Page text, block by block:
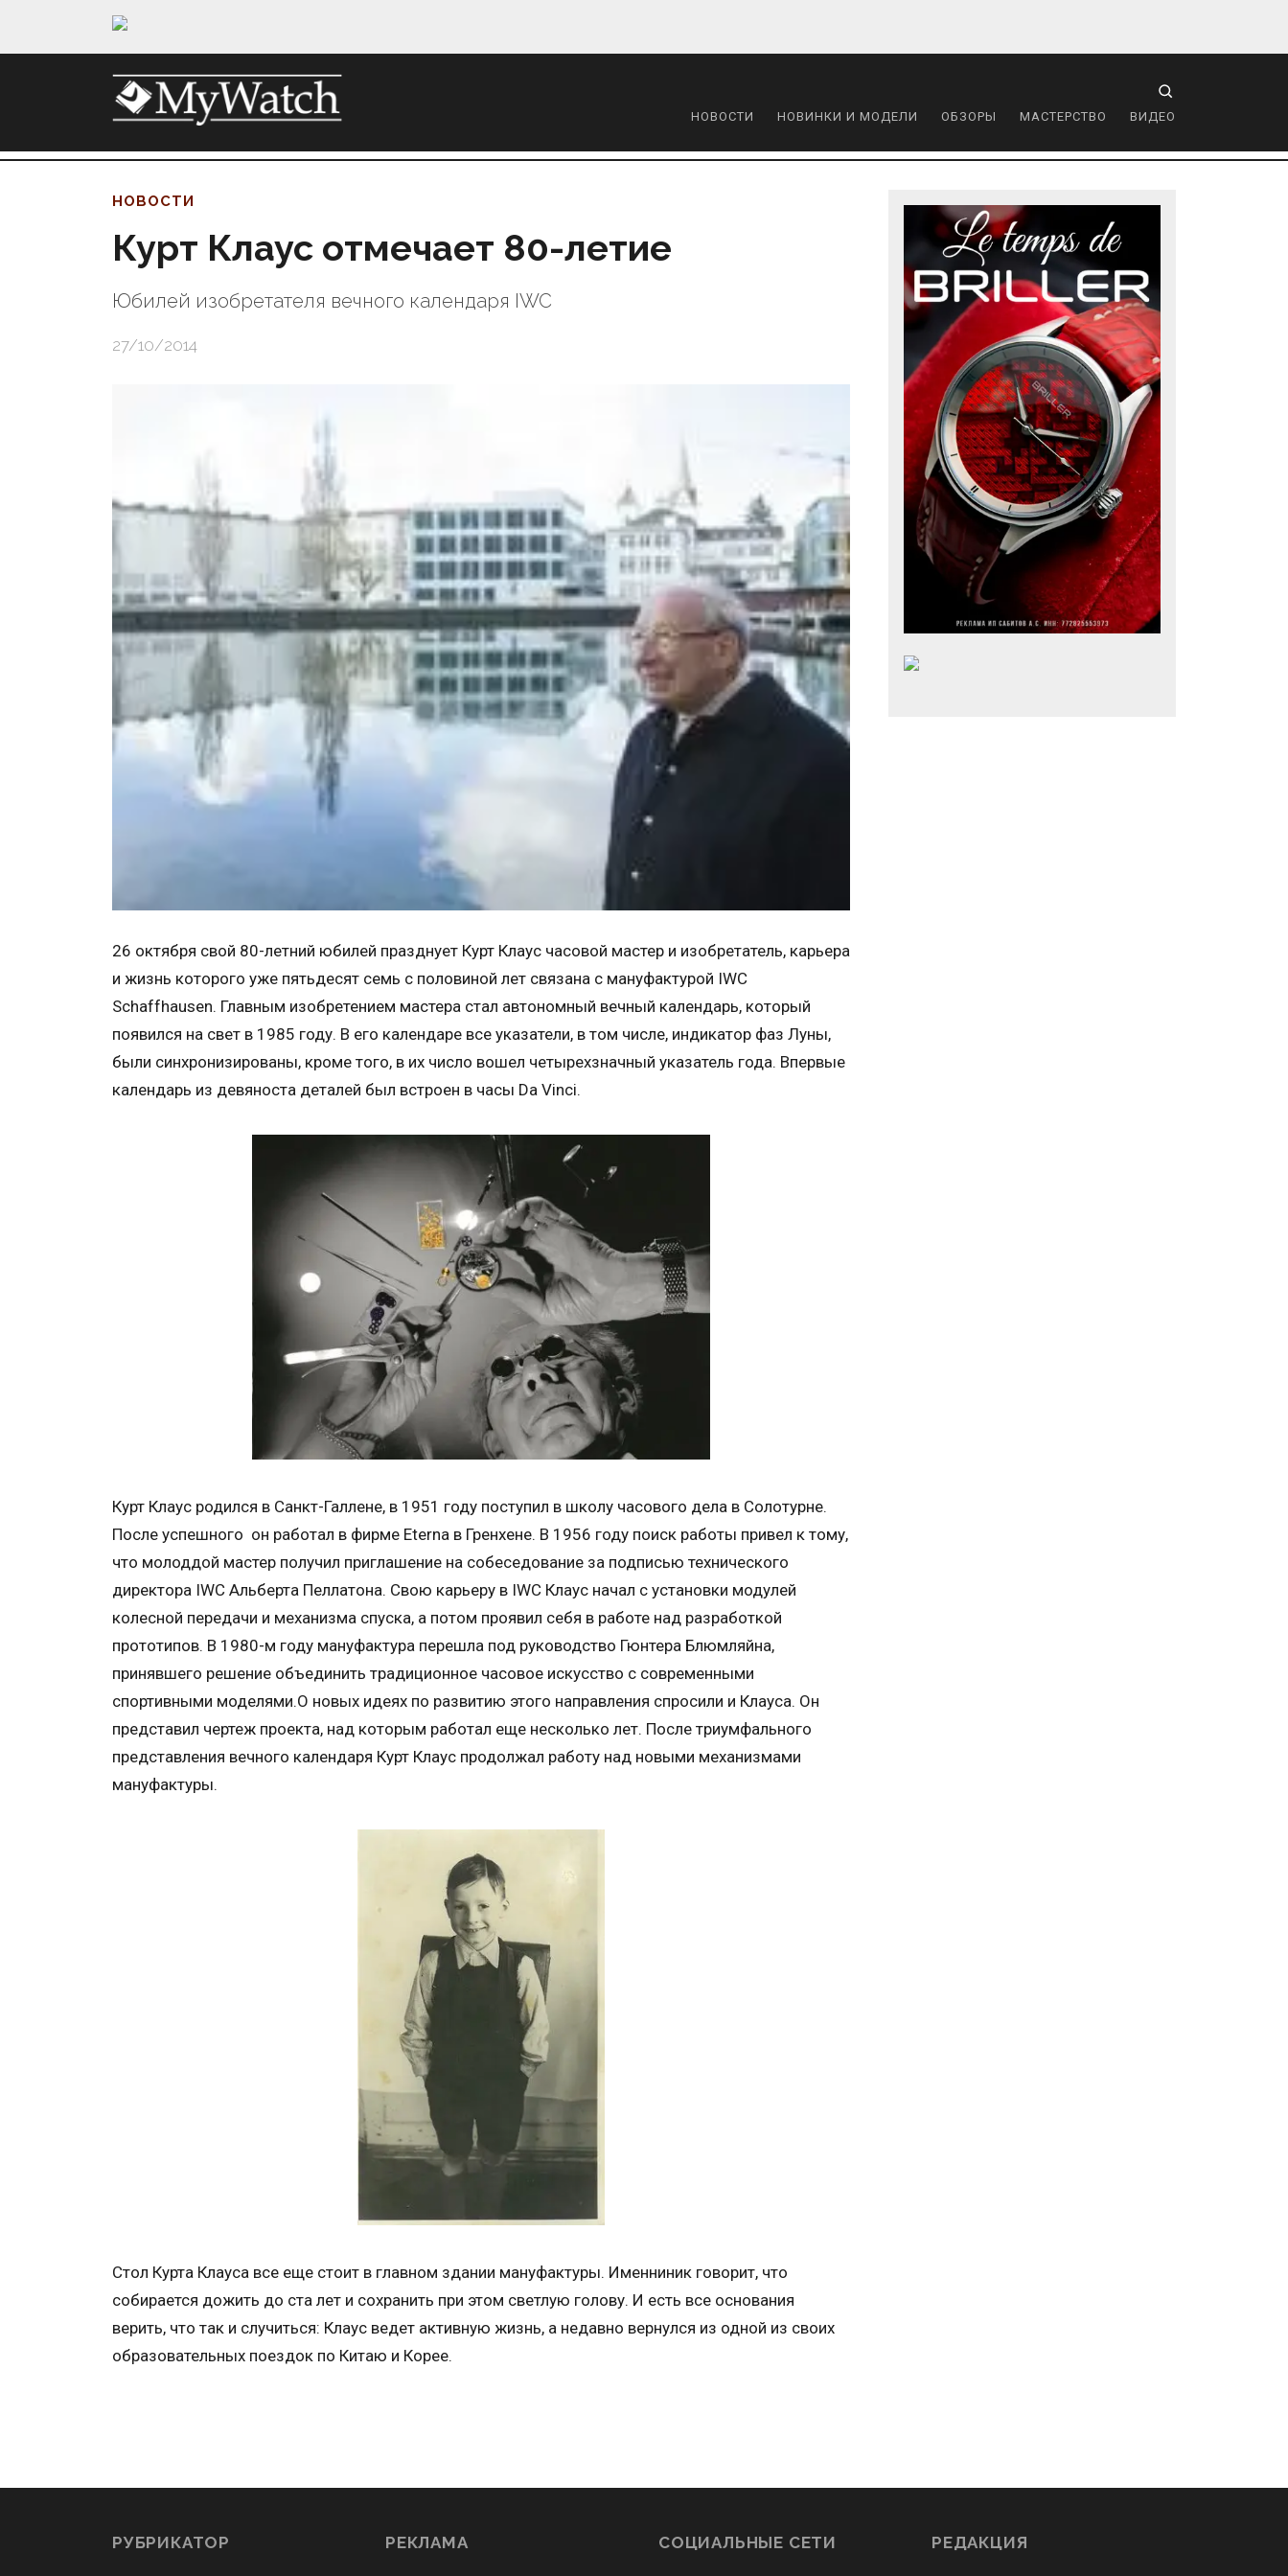
НОВОСТИ НОВИНКИ И МОДЕЛИ ОБЗОРЫ МАСТЕРСТВО ВИДЕО
НОВОСТИ
Курт Клаус отмечает 80-летие
Юбилей изобретателя вечного календаря IWC
27/10/2014
26 октября свой 80-летний юбилей празднует Курт Клаус часовой мастер и изобретатель, карьера
и жизнь которого уже пятьдесят семь с половиной лет связана с мануфактурой IWC
Schaffhausen. Главным изобретением мастера стал автономный вечный календарь, который
появился на свет в 1985 году. В его календаре все указатели, в том числе, индикатор фаз Луны,
были синхронизированы, кроме того, в их число вошел четырехзначный указатель года. Впервые
календарь из девяноста деталей был встроен в часы Da Vinci.
Курт Клаус родился в Санкт-Галлене, в 1951 году поступил в школу часового дела в Солотурне.
После успешного он работал в фирме Eterna в Гренхене. В 1956 году поиск работы привел к тому,
что молоддой мастер получил приглашение на собеседование за подписью технического
директора IWC Альберта Пеллатона. Свою карьеру в IWC Клаус начал с установки модулей
колесной передачи и механизма спуска, а потом проявил себя в работе над разработкой
прототипов. В 1980-м году мануфактура перешла под руководство Гюнтера Блюмляйна,
принявшего решение объединить традиционное часовое искусство с современными
спортивными моделями.О новых идеях по развитию этого направления спросили и Клауса. Он
представил чертеж проекта, над которым работал еще несколько лет. После триумфального
представления вечного календаря Курт Клаус продолжал работу над новыми механизмами
мануфактуры.
Стол Курта Клауса все еще стоит в главном здании мануфактуры. Именниник говорит, что
собирается дожить до ста лет и сохранить при этом светлую голову. И есть все основания
верить, что так и случиться: Клаус ведет активную жизнь, а недавно вернулся из одной из своих
образовательных поездок по Китаю и Корее.
РУБРИКАТОР РЕКЛАМА СОЦИАЛЬНЫЕ СЕТИ РЕДАКЦИЯ